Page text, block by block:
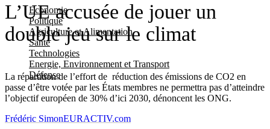
Economie
Politique
Agriculture et Alimentation
Santé
Technologies
Energie, Environnement et Transport
Défense
L’UE accusée de jouer un
double jeu sur le climat
La répartition de l’effort de réduction des émissions de CO2 en
passe d’être votée par les États membres ne permettra pas d’atteindre
l’objectif européen de 30% d’ici 2030, dénoncent les ONG.
Frédéric SimonEURACTIV.com